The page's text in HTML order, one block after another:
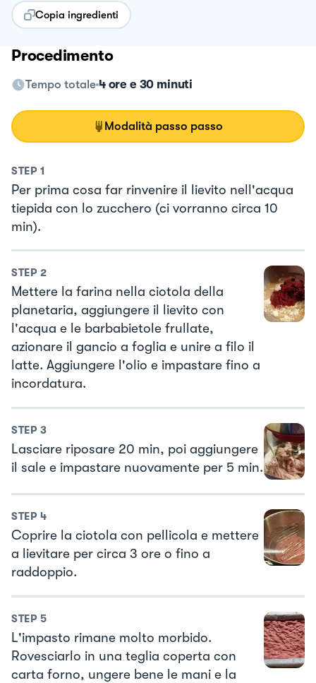
Copia ingredienti
Procedimento
Tempo totale 4 ore e 30 minuti
Modalità passo passo
STEP 1
Per prima cosa far rinvenire il lievito nell'acqua
tiepida con lo zucchero (ci vorranno circa 10
min).
STEP 2
Mettere la farina nella ciotola della
planetaria, aggiungere il lievito con
l'acqua e le barbabietole frullate,
azionare il gancio a foglia e unire a filo il
latte. Aggiungere l'olio e impastare fino a
incordatura.
STEP 3
Lasciare riposare 20 min, poi aggiungere
il sale e impastare nuovamente per 5 min.
STEP 4
Coprire la ciotola con pellicola e mettere
a lievitare per circa 3 ore o fino a
raddoppio.
STEP 5
L'impasto rimane molto morbido.
Rovesciarlo in una teglia coperta con
carta forno, ungere bene le mani e la